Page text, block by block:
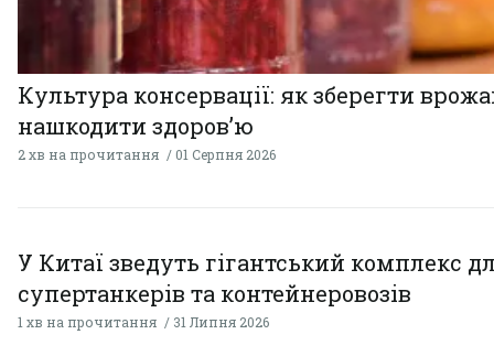
Культура консервації: як зберегти
нашкодити здоров’ю
2 хв на прочитання 01 Серпня 2026
У Китаї зведуть гігантський комплекс
супертанкерів та контейнеровозів
1 хв на прочитання 31 Липня 2026